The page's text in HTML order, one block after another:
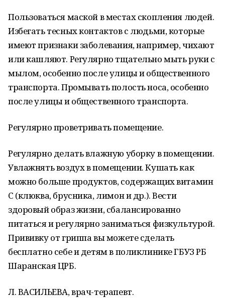
Пользоваться маской в местах скопления людей.
Избегать тесных контактов с людьми, которые
имеют признаки заболевания, например, чихают
или кашляют. Регулярно тщательно мыть руки с
мылом, особенно после улицы и общественного
транспорта. Промывать полость носа, особенно
после улицы и общественного транспорта.
Регулярно проветривать помещение.
Регулярно делать влажную уборку в помещении.
Увлажнять воздух в помещении. Кушать как
можно больше продуктов, содержащих витамин
С (клюква, брусника, лимон и др.). Вести
здоровый образ жизни, сбалансированно
питаться и регулярно заниматься физкультурой.
Прививку от гриппа вы можете сделать
бесплатно себе и детям в поликлинике ГБУЗ РБ
Шаранская ЦРБ.
Л. ВАСИЛЬЕВА, врач-терапевт.